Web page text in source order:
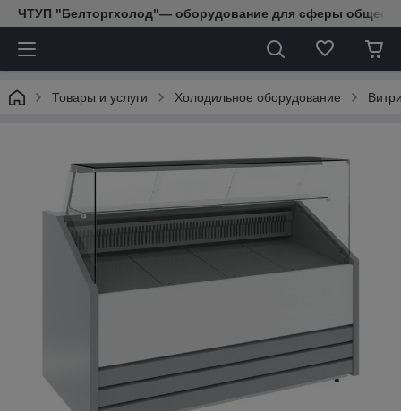
ЧТУП "Белторгхолод"— оборудование для сферы
Товары и услуги Холодильное оборудование